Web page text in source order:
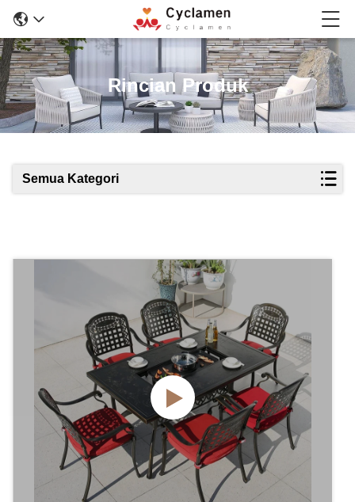
Rincian Produk
Semua Kategori